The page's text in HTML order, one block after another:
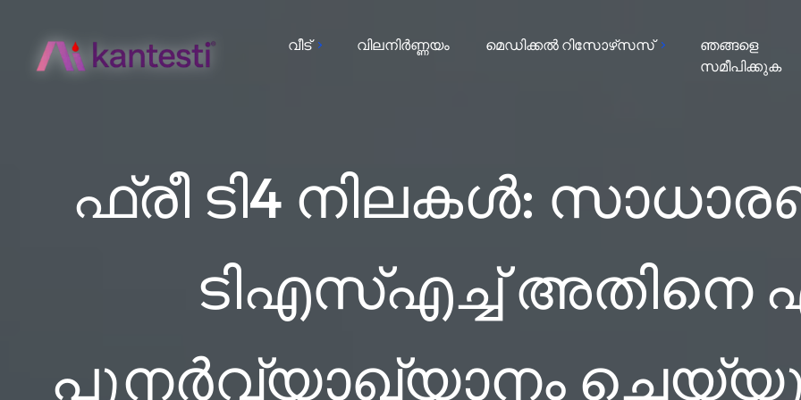
വീട് വിലനിർണ്ണയം മെഡിക്കൽ റിസോഴ്‌സസ്
ഞങ്ങളെ
സമീപിക്കുക
ഫ്രീ ടി4 നിലകൾ:
ടി‌എസ്‌എച്ച് അതിനെ
പുനർവ്യാഖ്യാനം